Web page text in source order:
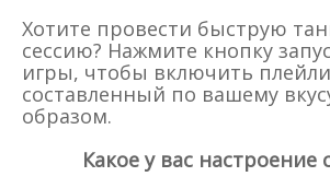
Хотите провести быструю
сессию? Нажмите кнопку
игры, чтобы включить
составленный по вашему
образом.
Какое у вас настроение